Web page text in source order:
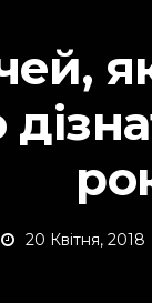
20 Квітня, 2018